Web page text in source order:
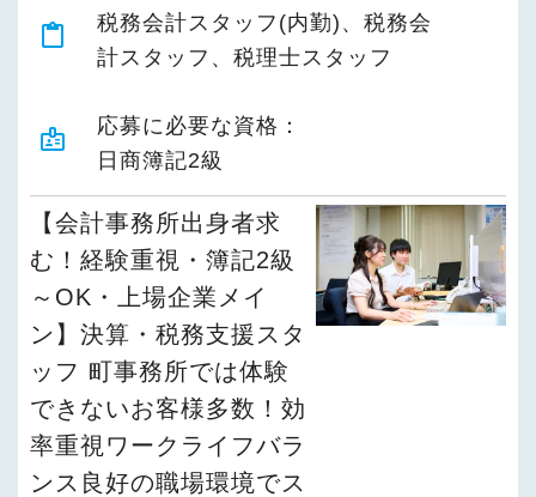
content_paste
税務会計スタッフ(内勤)、税務会
計スタッフ、税理士スタッフ
badge
応募に必要な資格：
日商簿記2級
【会計事務所出身者求
む！経験重視・簿記2級
～OK・上場企業メイ
ン】決算・税務支援スタ
ッフ 町事務所では体験
できないお客様多数！効
率重視ワークライフバラ
ンス良好の職場環境でス